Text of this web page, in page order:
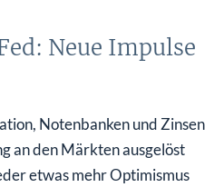
Neue Impulse
Notenbanken und Zinsen
an den Märkten ausgelöst
etwas mehr Optimismus